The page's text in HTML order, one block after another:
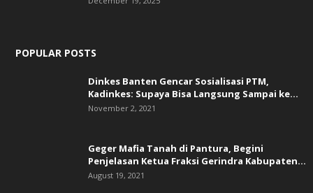
POPULAR POSTS
Dinkes Banten Gencar Sosialisasi PTM,
Kadinkes: Supaya Bisa Langsung Sampai ke...
November 2, 2021
Geger Mafia Tanah di Pantura, Begini
Penjelasan Ketua Fraksi Gerindra Kabupaten...
August 19, 2021